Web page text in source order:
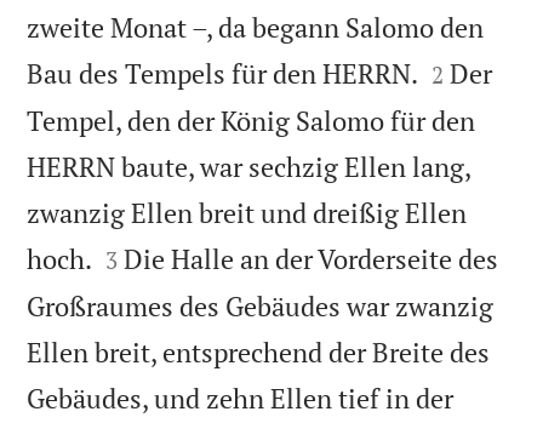
zweite Monat –, da begann Salomo den
Bau des Tempels für den HERRN. 

2 Der
Tempel, den der König Salomo für den
HERRN baute, war sechzig Ellen lang,
zwanzig Ellen breit und dreißig Ellen
hoch. 

3 Die Halle an der Vorderseite des
Großraumes des Gebäudes war zwanzig
Ellen breit, entsprechend der Breite des
Gebäudes, und zehn Ellen tief in der